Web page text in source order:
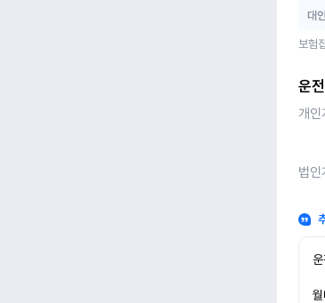
대인
보험
운
개인
법인